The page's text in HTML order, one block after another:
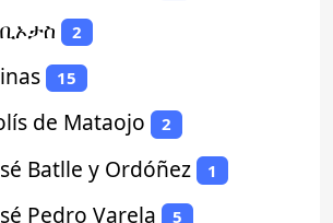
2
15
de Mataojo 2
Batlle y Ordóñez 1
Pedro Varela 5